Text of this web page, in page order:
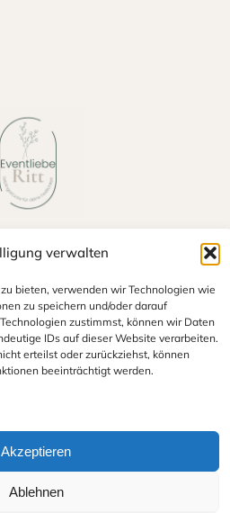
verwalten
bieten, verwenden wir Technologien wie
zu speichern und/oder darauf
zustimmst, können wir Daten
IDs auf dieser Website verarbeiten.
erteilst oder zurückziehst, können
beeinträchtigt werden.
Akzeptieren
Ablehnen
GbR